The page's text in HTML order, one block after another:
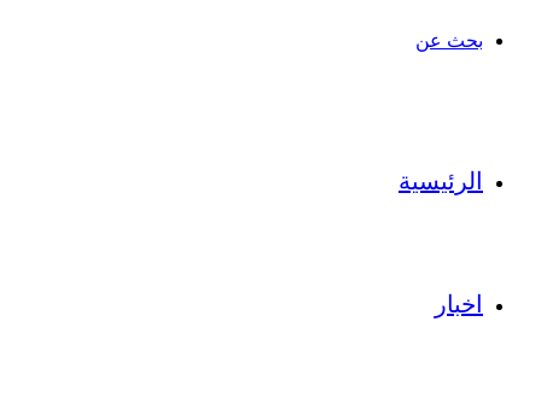
بحث عن
الرئيسية
اخبار